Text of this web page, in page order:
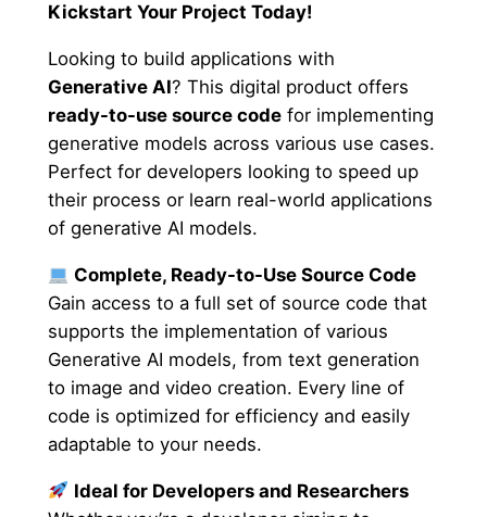
Kickstart Your Project Today!
Looking to build applications with
Generative AI? This digital product offers
ready-to-use source codefor implementing
generative models across various use cases.
Perfect for developers looking to speed up
their process or learn real-world applications
of generative AI models.
Complete, Ready-to-Use Source Code
Gain access to a full set of source code that
supports the implementation of various
Generative AI models, from text generation
to image and video creation. Every line of
code is optimized for efficiency and easily
adaptable to your needs.
Ideal for Developers and Researchers